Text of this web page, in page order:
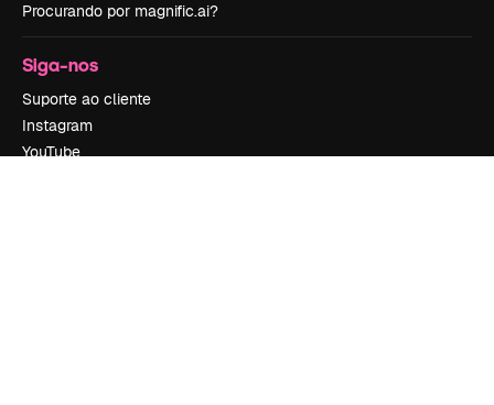
Procurando por magnific.ai?
Siga-nos
Suporte ao cliente
Instagram
YouTube